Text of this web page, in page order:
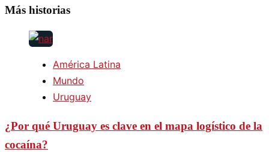
Más historias
América Latina
Mundo
Uruguay
¿Por qué Uruguay es clave en el mapa logístico de la
cocaína?